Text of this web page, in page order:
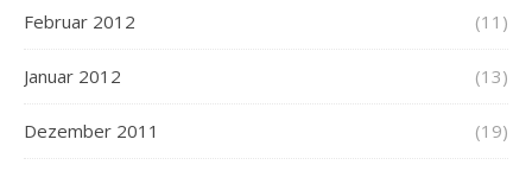
Februar 2012 (11)
Januar 2012 (13)
Dezember 2011 (19)